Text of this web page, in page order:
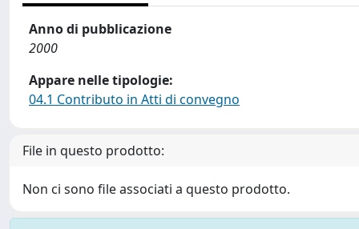
Anno di pubblicazione
2000
Appare nelle tipologie:
04.1 Contributo in Atti di convegno
File in questo prodotto:
Non ci sono file associati a questo prodotto.